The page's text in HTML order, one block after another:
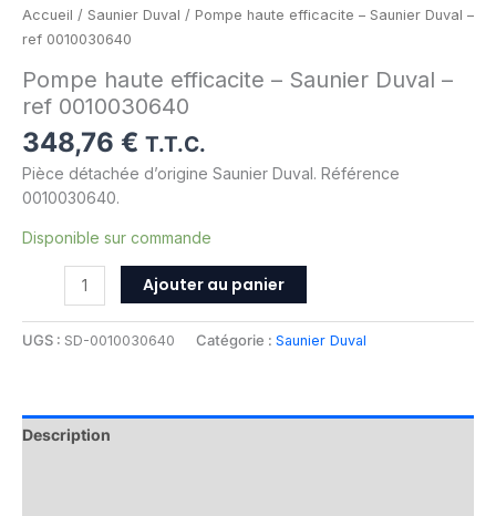
Accueil / Saunier Duval / Pompe haute efficacite – Saunier Duval –
ref 0010030640
Pompe haute efficacite – Saunier Duval –
ref 0010030640
348,76 € T.T.C.
Pièce détachée d’origine Saunier Duval. Référence
0010030640.
Disponible sur commande
Ajouter au panier
UGS : SD-0010030640 Catégorie : Saunier Duval
Description